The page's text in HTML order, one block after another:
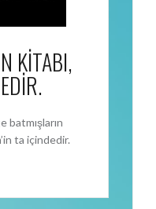
KİTABI,
batmışların
ta içindedir.